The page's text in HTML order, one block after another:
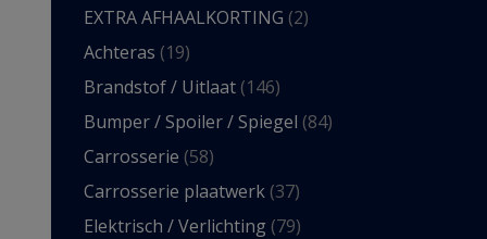
EXTRA AFHAALKORTING (2)
Achteras (19)
Brandstof / Uitlaat (146)
Bumper / Spoiler / Spiegel (84)
Carrosserie (58)
Carrosserie plaatwerk (37)
Elektrisch / Verlichting (79)